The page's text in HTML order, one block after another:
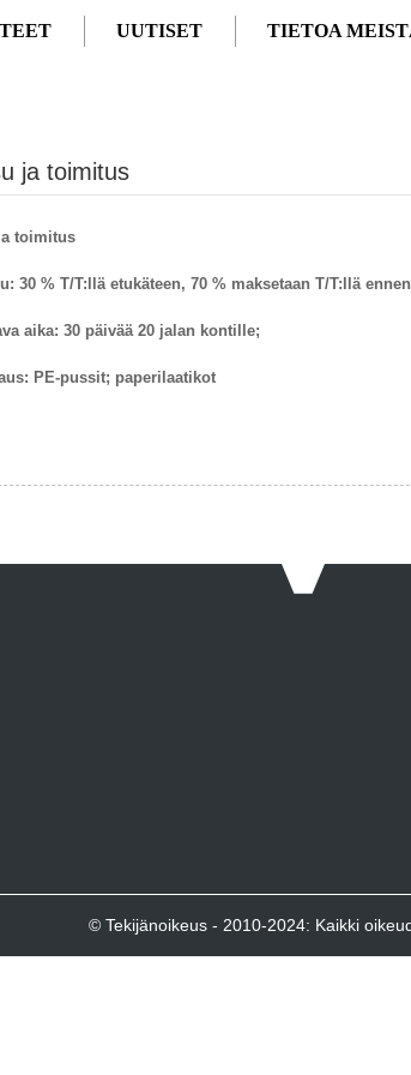
UUTISET TIETOA
ja toimitus
toimitus
30 % T/T:llä etukäteen, 70 % maksetaan T/T:llä
aika: 30 päivää 20 jalan kontille;
PE-pussit; paperilaatikot
© Tekijänoikeus - 2010-2024: Kaikki